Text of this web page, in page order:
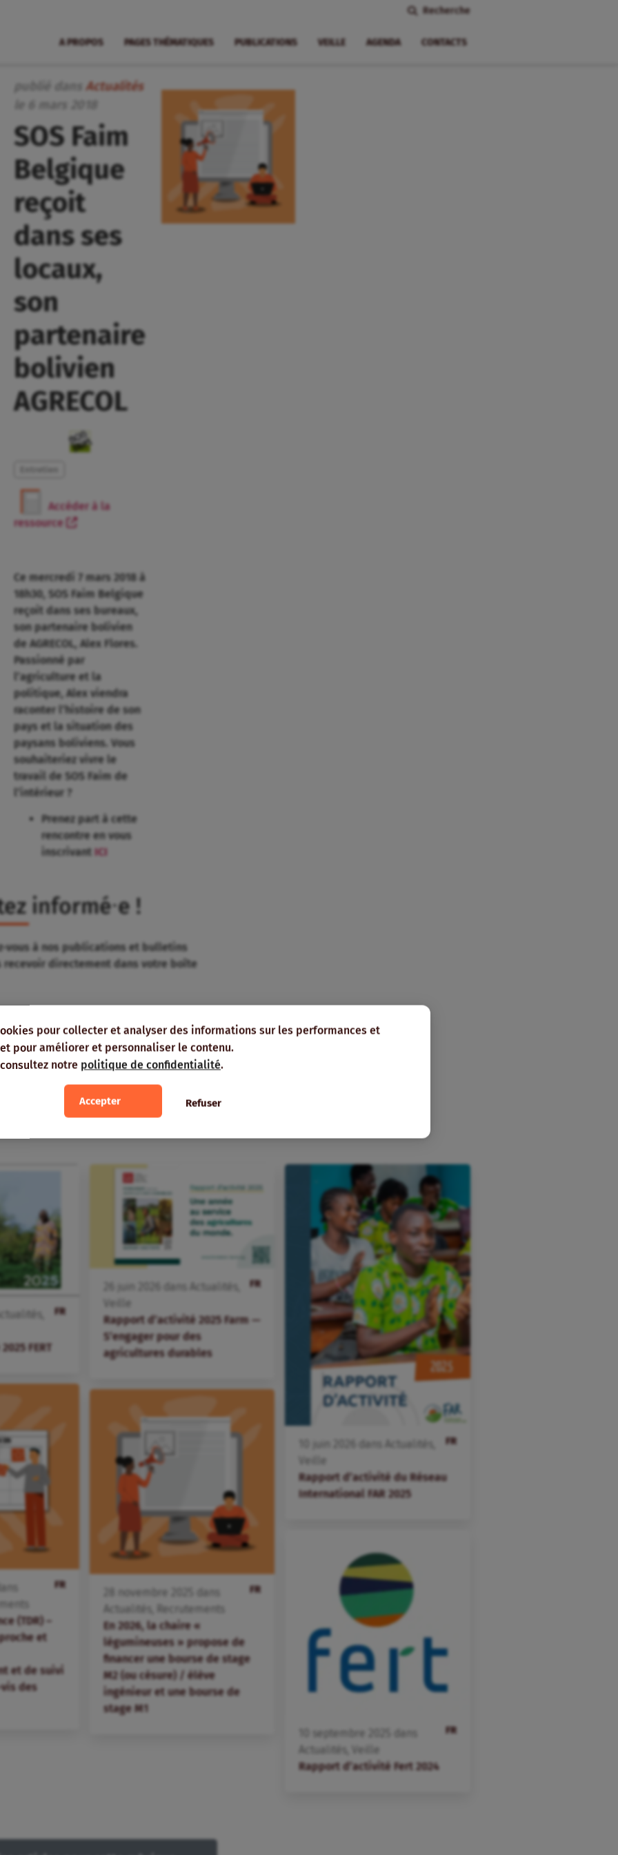
pour collecter et analyser des informations sur les performances et
pour améliorer et personnaliser le contenu.
notre politique de confidentialité.
Accepter Refuser
Recherche
A PROPOS PAGES THÉMATIQUES PUBLICATIONS VEILLE AGENDA CONTACTS
publié dans Actualités
le
mars
SOS Faim
Belgique
reçoit
dans ses
locaux,
son
partenaire
bolivien
AGRECOL
Accéder à la
ressource
Ce mercredi 7 mars 2018 à
18h30, SOS Faim Belgique
reçoit dans ses bureaux,
son partenaire bolivien
de AGRECOL, Alex Flores.
Passionné par
l’agriculture et la
politique, Alex viendra
raconter l’histoire de son
pays et la situation des
paysans boliviens. Vous
souhaiteriez vivre le
travail de SOS Faim de
l’intérieur ?
Prenez part à cette
rencontre en vous
inscrivant ICI
informé⸱e !
vous à nos publications et bulletins
recevoir directement dans votre boîte
intéresser
FR
FERT
FR
dans Actualités
Veille
Rapport d’activité 2025 Farm —
S’engager pour des
agricultures durables
FR
dans Actualités
Veille
Rapport d’activité du Réseau
International FAR 2025
FR
(TDR) –
et
et de suivi
des
FR
novembre
dans
Actualités
Recrutements
En 2026, la chaire «
légumineuses » propose de
financer une bourse de stage
M2 (ou césure) / élève
ingénieur et une bourse de
stage M1
FR
septembre
dans
Actualités
Veille
Rapport d’activité Fert 2024